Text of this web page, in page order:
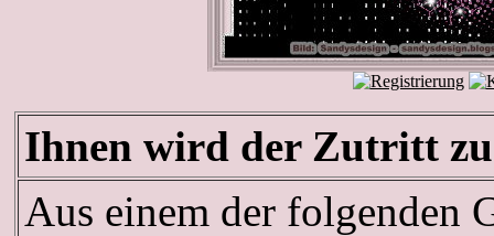
Ihnen wird der Zutritt zu
Aus einem der folgenden